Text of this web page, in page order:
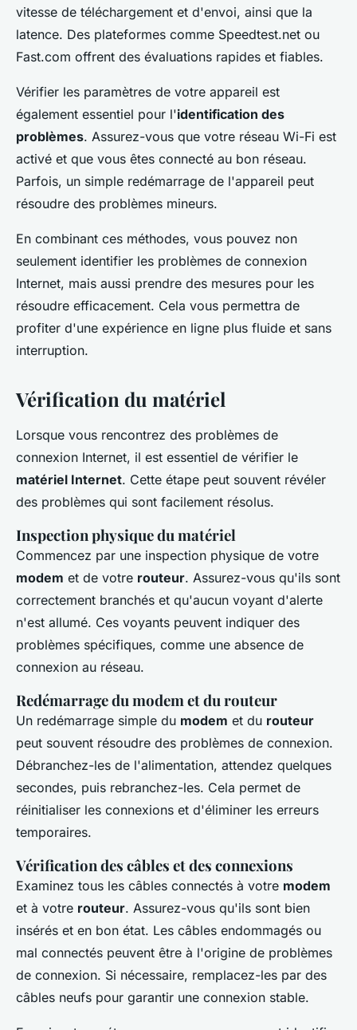
vitesse de téléchargement et d'envoi, ainsi que la
latence. Des plateformes comme Speedtest.net ou
Fast.com offrent des évaluations rapides et fiables.
Vérifier les paramètres de votre appareil est
également essentiel pour l'identification des
problèmes. Assurez-vous que votre réseau Wi-Fi est
activé et que vous êtes connecté au bon réseau.
Parfois, un simple redémarrage de l'appareil peut
résoudre des problèmes mineurs.
En combinant ces méthodes, vous pouvez non
seulement identifier les problèmes de connexion
Internet, mais aussi prendre des mesures pour les
résoudre efficacement. Cela vous permettra de
profiter d'une expérience en ligne plus fluide et sans
interruption.
Vérification du matériel
Lorsque vous rencontrez des problèmes de
connexion Internet, il est essentiel de vérifier le
matériel Internet. Cette étape peut souvent révéler
des problèmes qui sont facilement résolus.
Inspection physique du matériel
Commencez par une inspection physique de votre
modem et de votre routeur. Assurez-vous qu'ils sont
correctement branchés et qu'aucun voyant d'alerte
n'est allumé. Ces voyants peuvent indiquer des
problèmes spécifiques, comme une absence de
connexion au réseau.
Redémarrage du modem et du routeur
Un redémarrage simple du modem et du routeur
peut souvent résoudre des problèmes de connexion.
Débranchez-les de l'alimentation, attendez quelques
secondes, puis rebranchez-les. Cela permet de
réinitialiser les connexions et d'éliminer les erreurs
temporaires.
Vérification des câbles et des connexions
Examinez tous les câbles connectés à votre modem
et à votre routeur. Assurez-vous qu'ils sont bien
insérés et en bon état. Les câbles endommagés ou
mal connectés peuvent être à l'origine de problèmes
de connexion. Si nécessaire, remplacez-les par des
câbles neufs pour garantir une connexion stable.